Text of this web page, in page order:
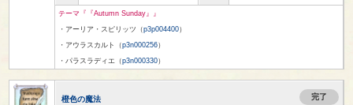
テーマ『『Autumn Sunday』』
・アーリア・スピリッツ（p3p004400）
・アウラスカルト（p3n000256）
・パラスラディエ（p3n000330）
橙色の魔法 完了